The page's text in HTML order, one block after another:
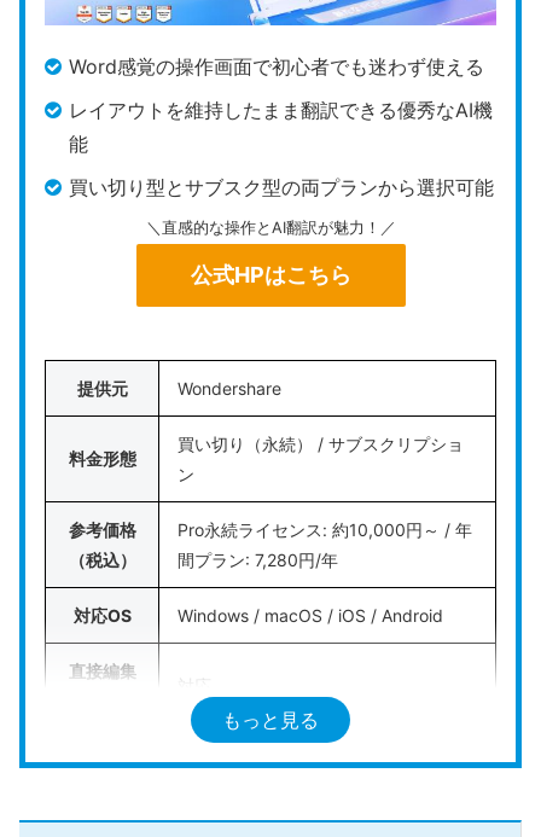
もレイアウト崩れや文字化けが起きにくく、プロフ
ェッショナルな書類のやり取りにおいて高い互換性
ライセンスはサブスクリプション型が中心で、Acro
bat Proを年間プラン月々払いで利用する場合は月
額2,530円（税込）の継続費用が発生します。その
ため、長期的な調達コスト（TCO）が買い切り型ソ
フトより高くなる点は、注意が必要です。
ウド同期サービスを利用できる点は、メリットと言
えます。
また、Acrobat Proでは、機密情報の漏洩を防ぐた
めの墨消し機能や、macOS環境での直接編集、さら
にはISO規格に準拠した保存形式の管理が提供され
ます。要約や質問回答などのAI機能は、上位のAcro
bat Studioで利用可能です。
他システムとの連携や取引先との互換性を最優先
維持コストよりも業務の絶対的な安定性を求め
るプロフェッショナルに最も信頼性の高い選択肢
す。
Word感覚の操作画面で初心者でも迷わず使える
レイアウトを維持したまま翻訳できる優秀なAI機
能
買い切り型とサブスク型の両プランから選択可能
＼直感的な操作とAI翻訳が魅力！／
公式HPはこちら
提供元 Wondershare
料金形態
買い切り（永続） / サブスクリプショ
ン
参考価格
（税込）
Pro永続ライセンス: 約10,000円～ / 年
間プラン: 7,280円/年
対応OS Windows / macOS / iOS / Android
直接編集
対応
対応
もっと見る